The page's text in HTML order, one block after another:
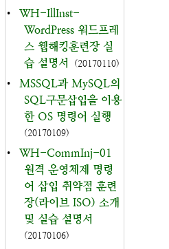
•
WH-IllInst-
WordPress 워드프레
스 웹해킹훈련장 실
습 설명서
(20170110)
•
MSSQL과 MySQL의
SQL구문삽입을 이용
한 OS 명령어 실행
(20170109)
•
WH-CommInj-01
원격 운영체제 명령
어 삽입 취약점 훈련
장(라이브 ISO) 소개
및 실습 설명서
(20170106)